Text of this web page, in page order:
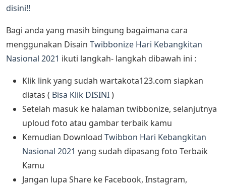
disini!!
Bagi anda yang masih bingung bagaimana cara
menggunakan Disain Twibbonize Hari Kebangkitan
Nasional 2021 ikuti langkah- langkah dibawah ini :
Klik link yang sudah wartakota123.com siapkan
diatas ( Bisa Klik DISINI)
Setelah masuk ke halaman twibbonize, selanjutnya
uploud foto atau gambar terbaik kamu
Kemudian Download Twibbon Hari Kebangkitan
Nasional 2021 yang sudah dipasang foto Terbaik
Kamu
Jangan lupa Share ke Facebook, Instagram,